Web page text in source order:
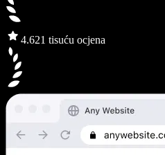
4.621 tisuću ocjena